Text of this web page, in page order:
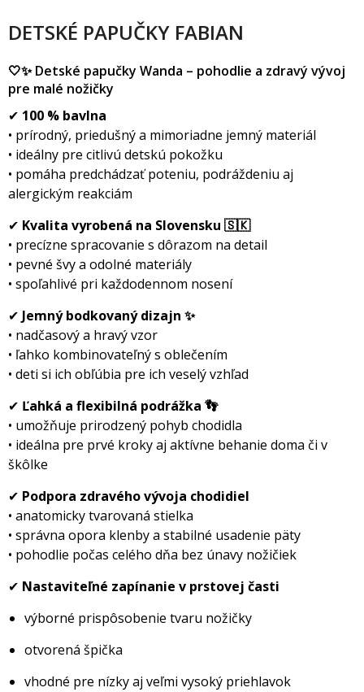
DETSKÉ PAPUČKY FABIAN
🤍✨ Detské papučky Wanda – pohodlie a zdravý vývoj
pre malé nožičky
✔ 100 % bavlna
• prírodný, priedušný a mimoriadne jemný materiál
• ideálny pre citlivú detskú pokožku
• pomáha predchádzať poteniu, podráždeniu aj
alergickým reakciám
✔ Kvalita vyrobená na Slovensku 🇸🇰
• precízne spracovanie s dôrazom na detail
• pevné švy a odolné materiály
• spoľahlivé pri každodennom nosení
✔ Jemný bodkovaný dizajn ✨
• nadčasový a hravý vzor
• ľahko kombinovateľný s oblečením
• deti si ich obľúbia pre ich veselý vzhľad
✔ Ľahká a flexibilná podrážka 👣
• umožňuje prirodzený pohyb chodidla
• ideálna pre prvé kroky aj aktívne behanie doma či v
kôlke
✔ Podpora zdravého vývoja chodidiel
• anatomicky tvarovaná stielka
• správna opora klenby a stabilné usadenie päty
• pohodlie počas celého dňa bez únavy nožičiek
✔ Nastaviteľné zapínanie v prstovej časti
výborné prispôsobenie tvaru nožičky
otvorená špička
vhodné pre nízky aj veľmi vysoký priehlavok